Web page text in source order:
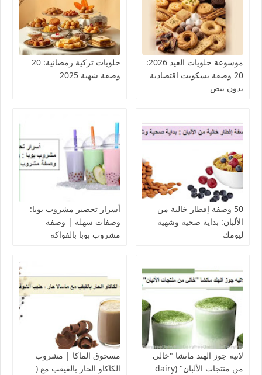
موسوعة حلويات العيد 2026:
20 وصفة بسكويت اقتصادية
بدون بيض
حلويات تركية رمضانية: 20
وصفة شهية 2025
50 وصفة إفطار خالية من
الألبان: بداية صحية وشهية
ليومك
أسرار تحضير مشروب بوبا:
وصفات سهلة | وصفة
مشروب بوبا بالفواكه
لاتيه جوز الهند ماتشا "خالي
من منتجات الألبان" (dairy
مسحوق الماكا | مشروب
الكاكاو الحار بالقيقب مع (